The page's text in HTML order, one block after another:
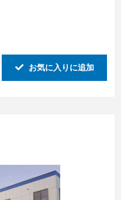
お気に入りに追加